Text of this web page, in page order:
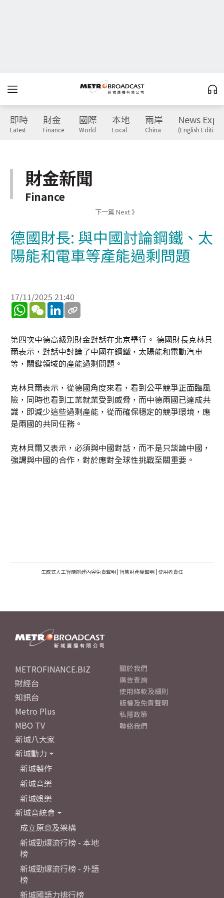
即時
Latest
財金
Finance
國際
World
本地
Local
兩岸
China
News
(English Edition)
財金新聞
Finance
下一篇 Next 》
德國財長: 與中國討論鋼鐵、太
陽能和電車等產能過剩問題
17/11/2025 21:40
WhatsApp
WeChatLinkedIn
第四次中德高級別財金對話在北京舉行。 德國財長克林貝
爾表示，對話中討論了中國在鋼鐵，太陽能和電動汽車
等，關鍵領域的產能過剩問題。
克林貝爾表示，從德國角度來看，看到公平競爭正面臨風
險，同時也看到工業就業受到威脅，而中德兩國已達成共
識，即減少這些過剩產能，從而確保穩定的競爭環境，應
是兩國的共同任務。
克林貝爾又表示，必須與中國對話，而不是只談論中國，
強調與中國的合作，對於應對全球性挑戰至關重要。
生成式人工智能創建內容免責聲明 | 智慧財產權聲明 | 使用者責任
METROFINANCE.BIZ
財經台
知訊台
Metro Plus
MBO TV
新城八大家
新城動力
新城製作
新城音樂
新城娛樂
新城音統會
成立原意及架構
新城勁爆流行榜 - 本地
榜
新城勁爆流行榜 - 外語
榜
新城國語力排行榜
關於我們
廣告查詢
使用條款及細則
版權及免責聲明
私隱政策
聯絡我們